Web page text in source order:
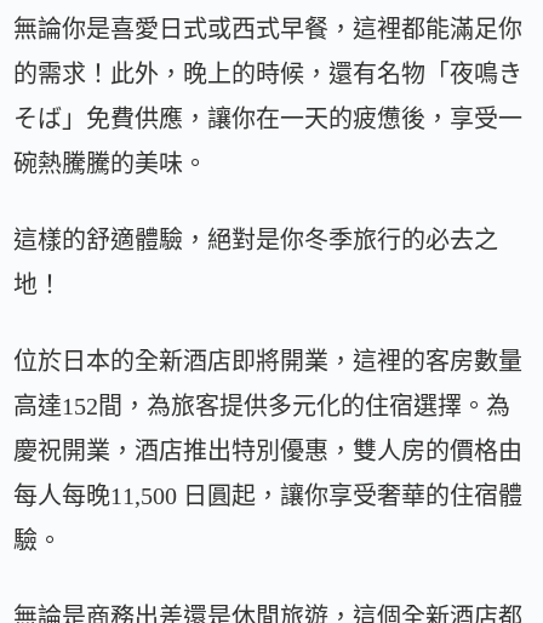
無論你是喜愛日式或西式早餐，這裡都能滿足你
的需求！此外，晚上的時候，還有名物「夜鳴き
そば」免費供應，讓你在一天的疲憊後，享受一
碗熱騰騰的美味。
這樣的舒適體驗，絕對是你冬季旅行的必去之
地！
位於日本的全新酒店即將開業，這裡的客房數量
高達152間，為旅客提供多元化的住宿選擇。為
慶祝開業，酒店推出特別優惠，雙人房的價格由
每人每晚11,500 日圓起，讓你享受奢華的住宿體
驗。
無論是商務出差還是休閒旅遊，這個全新酒店都